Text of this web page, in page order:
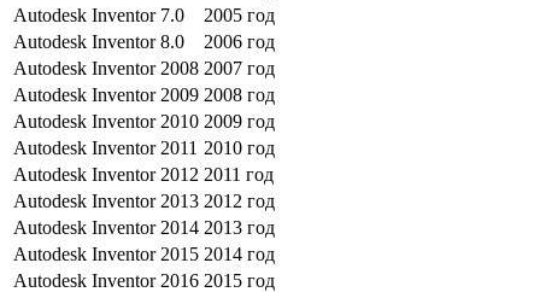
Autodesk Inventor 7.0
2005 год
Autodesk Inventor 8.0
2006 год
Autodesk Inventor 2008 2007 год
Autodesk Inventor 2009 2008 год
Autodesk Inventor 2010 2009 год
Autodesk Inventor 2011 2010 год
Autodesk Inventor 2012 2011 год
Autodesk Inventor 2013 2012 год
Autodesk Inventor 2014 2013 год
Autodesk Inventor 2015 2014 год
Autodesk Inventor 2016 2015 год